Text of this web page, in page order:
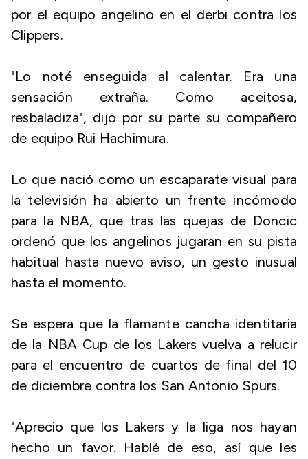
por el equipo angelino en el derbi contra los
Clippers.
"Lo noté enseguida al calentar. Era una
sensación extraña. Como aceitosa,
resbaladiza", dijo por su parte su compañero
de equipo Rui Hachimura.
Lo que nació como un escaparate visual para
la televisión ha abierto un frente incómodo
para la NBA, que tras las quejas de Doncic
ordenó que los angelinos jugaran en su pista
habitual hasta nuevo aviso, un gesto inusual
hasta el momento.
Se espera que la flamante cancha identitaria
de la NBA Cup de los Lakers vuelva a relucir
para el encuentro de cuartos de final del 10
de diciembre contra los San Antonio Spurs.
"Aprecio que los Lakers y la liga nos hayan
hecho un favor. Hablé de eso, así que les